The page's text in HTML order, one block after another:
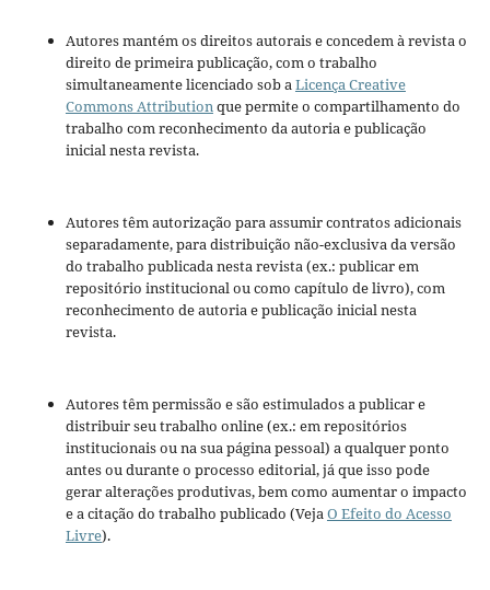
Autores mantém os direitos autorais e concedem à revista o
direito de primeira publicação, com o trabalho
simultaneamente licenciado sob aLicença Creative
Commons Attributionque permite o compartilhamento do
trabalho com reconhecimento da autoria e publicação
inicial nesta revista.
Autores têm autorização para assumir contratos adicionais
separadamente, para distribuição não-exclusiva da versão
do trabalho publicada nesta revista (ex.: publicar em
repositório institucional ou como capítulo de livro), com
reconhecimento de autoria e publicação inicial nesta
revista.
Autores têm permissão e são estimulados a publicar e
distribuir seu trabalho online (ex.: em repositórios
institucionais ou na sua página pessoal) a qualquer ponto
antes ou durante o processo editorial, já que isso pode
gerar alterações produtivas, bem como aumentar o impacto
e a citação do trabalho publicado (VejaO Efeito do Acesso
Livre).